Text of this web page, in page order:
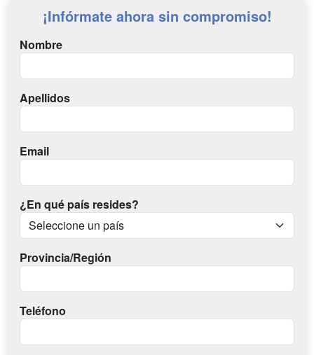
¡Infórmate ahora sin compromiso!
Nombre
Apellidos
Email
¿En qué país resides?
Provincia/Región
Teléfono